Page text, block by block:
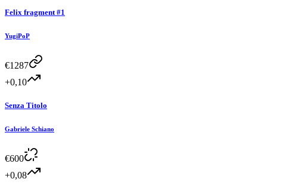
Felix fragment #1
YugiPoP
€1287
+0,10
Senza Titolo
Gabriele Schiano
€600
+0,08